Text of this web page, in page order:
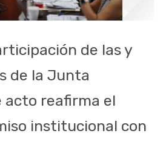
de las y
de la Junta
acto reafirma el
institucional con